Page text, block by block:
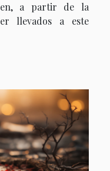
a partir de la
llevados a este